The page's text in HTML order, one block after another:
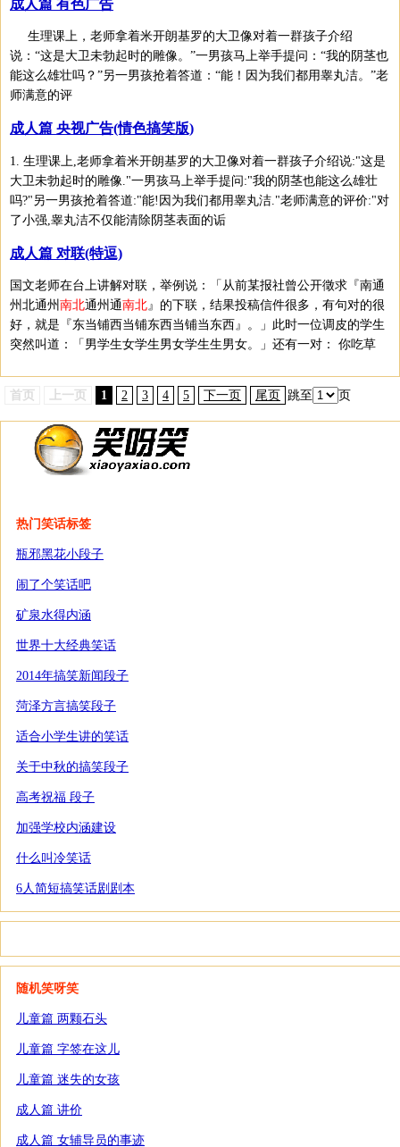
成人篇 有色广告
生理课上，老师拿着米开朗基罗的大卫像对着一群孩子介绍
说：“这是大卫未勃起时的雕像。”一男孩马上举手提问：“我的阴茎也
能这么雄壮吗？”另一男孩抢着答道：“能！因为我们都用睾丸洁。”老
师满意的评
成人篇 央视广告(情色搞笑版)
1. 生理课上,老师拿着米开朗基罗的大卫像对着一群孩子介绍说:"这是
大卫未勃起时的雕像."一男孩马上举手提问:"我的阴茎也能这么雄壮
吗?"另一男孩抢着答道:"能!因为我们都用睾丸洁."老师满意的评价:"对
了小强,睾丸洁不仅能清除阴茎表面的诟
成人篇 对联(特逗)
国文老师在台上讲解对联，举例说：「从前某报社曾公开徵求『南通
州北通州 南北通州通南北』的下联，结果投稿信件很多，有句对的很
好，就是『东当铺西当铺东西当铺当东西』。」此时一位调皮的学生
突然叫道：「男学生女学生男女学生生男女。」还有一对： 你吃草
首页 上一页 1 2 3 4 5 下一页 尾页 跳至 页
热门笑话标签
瓶邪黑花小段子
闹了个笑话吧
矿泉水得内涵
世界十大经典笑话
2014年搞笑新闻段子
菏泽方言搞笑段子
适合小学生讲的笑话
关于中秋的搞笑段子
高考祝福 段子
加强学校内涵建设
什么叫冷笑话
6人简短搞笑话剧剧本
随机笑呀笑
儿童篇 两颗石头
儿童篇 字签在这儿
儿童篇 迷失的女孩
成人篇 讲价
成人篇 女辅导员的事迹